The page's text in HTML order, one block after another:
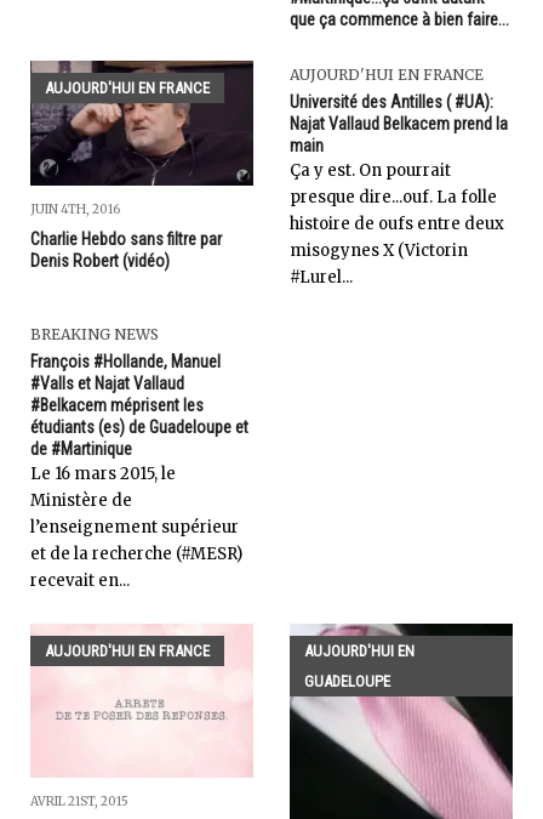
que ça commence à bien faire...
AUJOURD'HUI EN FRANCE
JUIN 4TH, 2016
Charlie Hebdo sans filtre par
Denis Robert (vidéo)
AUJOURD'HUI EN FRANCE
Université des Antilles ( #UA):
Najat Vallaud Belkacem prend la
main
Ça y est. On pourrait
presque dire...ouf. La folle
histoire de oufs entre deux
misogynes X (Victorin
#Lurel...
BREAKING NEWS
François #Hollande, Manuel
#Valls et Najat Vallaud
#Belkacem méprisent les
étudiants (es) de Guadeloupe et
de #Martinique
Le 16 mars 2015, le
Ministère de
l’enseignement supérieur
et de la recherche (#MESR)
recevait en...
AUJOURD'HUI EN FRANCE
AVRIL 21ST, 2015
AUJOURD'HUI EN
GUADELOUPE